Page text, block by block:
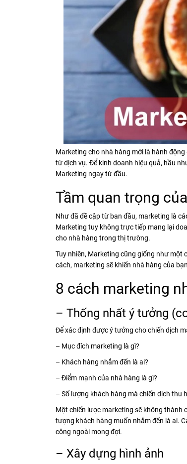
Marketing cho nhà hàng mới là hành
từ dịch vụ. Để kinh doanh hiệu quả, hầu
Marketing ngay từ đầu.
Tầm quan trọng
Như đã đề cập từ ban đầu, marketing là
Marketing tuy không trực tiếp mang lại
cho nhà hàng trong thị trường.
Tuy nhiên, Marketing cũng giống như một
cách, marketing sẽ khiến nhà hàng của
8 cách marketing
– Thống nhất ý tưởng
Để xác định được ý tưởng cho chiến dịch
– Mục đích marketing là gì?
– Khách hàng nhắm đến là ai?
– Điểm mạnh của nhà hàng là gì?
– Số lượng khách hàng mà chiến dịch thu
Một chiến lược marketing sẽ không thành
tượng khách hàng muốn nhắm đến là ai.
công ngoài mong đợi.
– Xây dựng hình ảnh